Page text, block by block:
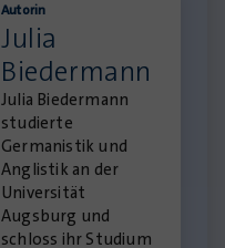
Autorin
Julia
Biedermann
Julia Biedermann
studierte
Germanistik und
Anglistik an der
Universität
Augsburg und
schloss ihr Studium